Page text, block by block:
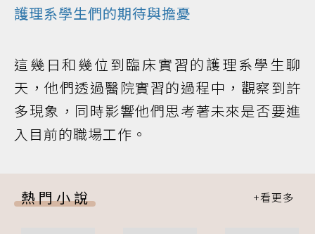
護理系學生們的期待與擔憂
這幾日和幾位到臨床實習的護理系學生聊
天，他們透過醫院實習的過程中，觀察到許
多現象，同時影響他們思考著未來是否要進
入目前的職場工作。
熱門小說